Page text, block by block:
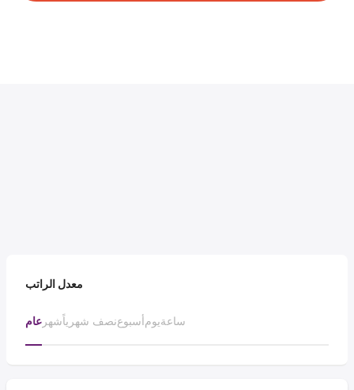
معدل الراتب
عام شهرنصف شهرياًأسبوعيومساعة